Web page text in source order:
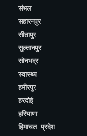
संभल
सहारनपुर
सीतापुर
सुल्तानपुर
सोनभद्र
स्वास्थ्य
हमीरपुर
हरदोई
हरियाणा
हिमाचल प्रदेश